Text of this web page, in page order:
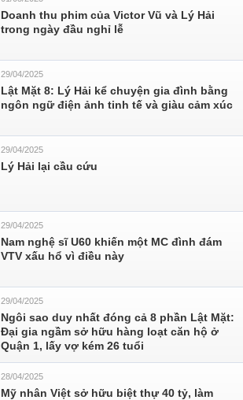
Doanh thu phim của Victor Vũ và Lý Hải
trong ngày đầu nghỉ lễ
29/04/2025
Lật Mặt 8: Lý Hải kể chuyện gia đình bằng
ngôn ngữ điện ảnh tinh tế và giàu cảm xúc
29/04/2025
Lý Hải lại cầu cứu
29/04/2025
Nam nghệ sĩ U60 khiến một MC đình đám
VTV xấu hổ vì điều này
29/04/2025
Ngôi sao duy nhất đóng cả 8 phần Lật Mặt:
Đại gia ngầm sở hữu hàng loạt căn hộ ở
Quận 1, lấy vợ kém 26 tuổi
28/04/2025
Mỹ nhân Việt sở hữu biệt thự 40 tỷ, làm